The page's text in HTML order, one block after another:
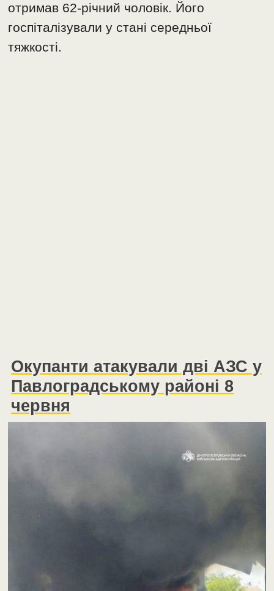
отримав 62-річний чоловік. Його
госпіталізували у стані середньої
тяжкості.
Окупанти атакували дві АЗС у
Павлоградському районі 8
червня